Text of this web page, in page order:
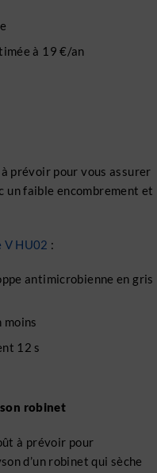
à 19 €/an
prévoir pour vous assurer
un faible encombrement et
V HU02 :
antimicrobienne en gris
moins
12 s
robinet
à prévoir pour
d’un robinet qui sèche